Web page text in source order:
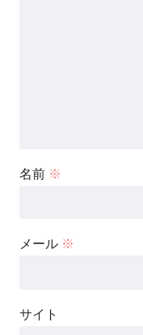
名前 ※
メール ※
サイト